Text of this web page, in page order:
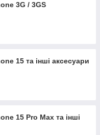
3G / 3GS
15 та інші аксесуари
15 Pro Max та інші